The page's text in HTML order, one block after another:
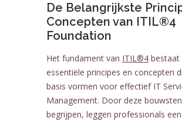
De Belangrijkste
Concepten van ITIL®4
Foundation
Het fundament van ITIL®4 bestaat
essentiële principes en concepten
basis vormen voor effectief IT
Management. Door deze
begrijpen, leggen professionals